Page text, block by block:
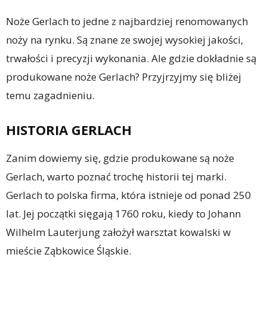
Noże Gerlach to jedne z najbardziej renomowanych
noży na rynku. Są znane ze swojej wysokiej jakości,
trwałości i precyzji wykonania. Ale gdzie dokładnie są
produkowane noże Gerlach? Przyjrzyjmy się bliżej
temu zagadnieniu.
HISTORIA GERLACH
Zanim dowiemy się, gdzie produkowane są noże
Gerlach, warto poznać trochę historii tej marki.
Gerlach to polska firma, która istnieje od ponad 250
lat. Jej początki sięgają 1760 roku, kiedy to Johann
Wilhelm Lauterjung założył warsztat kowalski w
mieście Ząbkowice Śląskie.